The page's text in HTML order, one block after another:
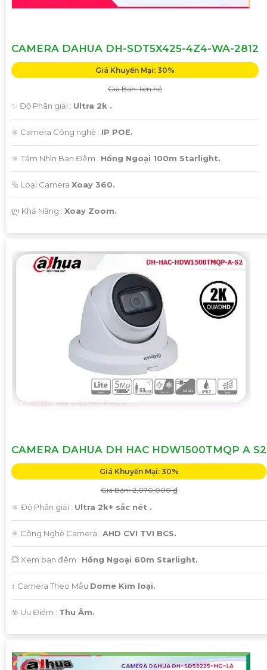
CAMERA DAHUA DH-SDT5X425-4Z4-WA-2812
Giá Khuyến Mại: 30%
Giá Bán: liên hệ
✨ Độ Phân giải : Ultra 2k .
⚛️ Camera Công nghệ : IP POE.
🔅 Tầm Nhìn Ban Đêm : Hồng Ngoại 100m Starlight.
🔩 Loại Camera Xoay 360.
️ლ Khả Năng : Xoay Zoom.
CAMERA DAHUA DH HAC HDW1500TMQP A S2
Giá Khuyến Mại: 30%
Giá Bán: 2,070,000 ₫
🔅 Độ Phân giải : Ultra 2k+ sắc nét .
⚛️ Công Nghệ Camera : AHD CVI TVI BCS.
💥 Xem ban đêm : Hồng Ngoại 60m Starlight.
↕️ Camera Theo Mẫu Dome Kim loại.
️☣️ Ưu Điểm : Thu Âm.